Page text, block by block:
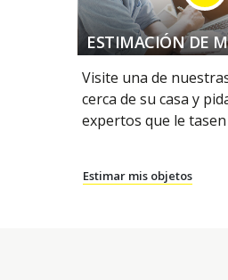
ESTIMACIÓN DE
Visite una de
cerca de su casa y
expertos que le
Estimar mis objetos